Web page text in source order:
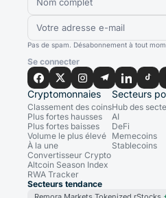
Pas de spam. Désabonnement à tout
Se connecter
Cryptomonnaies
Classement des coins
Plus fortes hausses
Plus fortes baisses
Volume le plus élevé
À la une
Convertisseur Crypto
Altcoin Season Index
RWA Tracker
Secteurs
Hub des
AI
DeFi
Memecoins
Stablecoins
Secteurs tendance